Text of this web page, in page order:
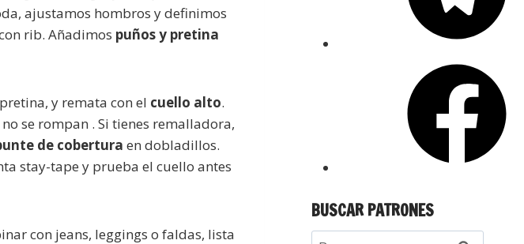
ajustamos hombros y definimos
rib. Añadimos puños y pretina
y remata con el cuello alto.
se rompan . Si tienes remalladora,
de cobertura en dobladillos.
stay-tape y prueba el cuello antes
con jeans, leggings o faldas, lista
BUSCAR PATRONES